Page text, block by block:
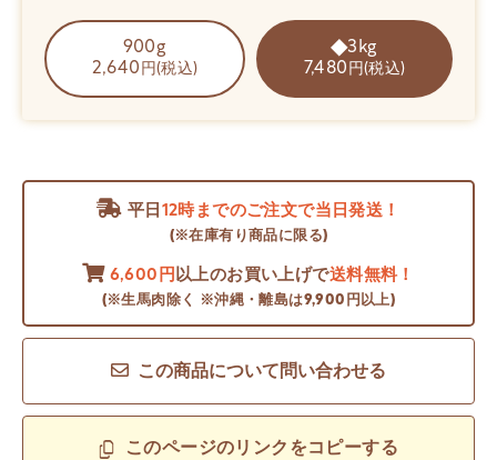
900g
2,640 円(税込)
3kg
7,480 円(税込)
平日 12時までのご注文で当日発送！
(※在庫有り商品に限る)
6,600円 以上のお買い上げで送料無料！
(※生馬肉除く ※沖縄・離島は9,900円以上)
この商品について問い合わせる
このページのリンクをコピーする